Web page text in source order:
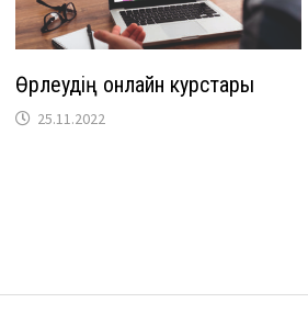
Өрлеудің онлайн курстары
25.11.2022